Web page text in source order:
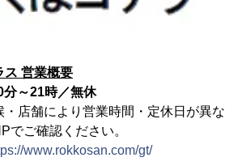
ス 営業概要
分～21時／無休
店舗により営業時間・定休日が異な
でご確認ください。
www.rokkosan.com/gt/